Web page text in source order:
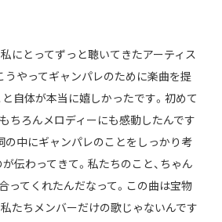
私にとってずっと聴いてきたアーティス
うやってギャンパレのために楽曲を提
自体が本当に嬉しかったです。初めて
ちろんメロディーにも感動したんです
の中にギャンパレのことをしっかり考
伝わってきて。私たちのこと、ちゃん
ってくれたんだなって。この曲は宝物
たちメンバーだけの歌じゃないんです